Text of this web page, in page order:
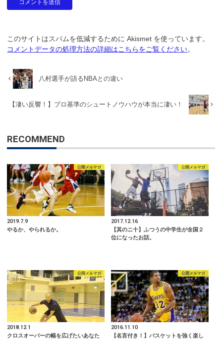
このサイトはスパムを低減するために Akismet を使っています。
コメントデータの処理方法の詳細はこちらをご覧ください。
八村選手が語るNBAとの違い
【凄い反響！】プロ基準のシュートノウハウが本当に凄い！
RECOMMEND
公開メルマガ
2019.7.9
やるか、やられるか。
公開メルマガ
2017.12.16
【其のニ十】ふつうの中学生が全国２
位になったお話。
公開メルマガ
2018.12.1
クロスオーバーの幅を広げたいあなた
公開メルマガ
2016.11.10
【名言付き！】バスケットを強く楽し